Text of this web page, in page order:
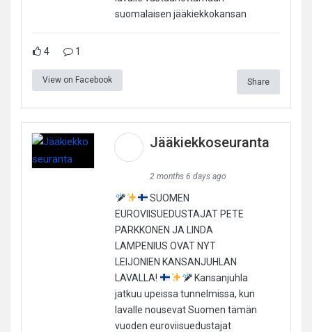
suomalaisen jääkiekkokansan
4 1
View on Facebook Share
Jääkiekkoseuranta
2 months 6 days ago
SUOMEN
EUROVIISUEDUSTAJAT PETE
PARKKONEN JA LINDA
LAMPENIUS OVAT NYT
LEIJONIEN KANSANJUHLAN
LAVALLA!
Kansanjuhla
jatkuu upeissa tunnelmissa, kun
lavalle nousevat Suomen tämän
vuoden euroviisuedustajat